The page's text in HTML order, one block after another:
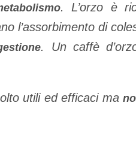
. L’orzo è
l’assorbimento di
.
Un caffè
utili ed efficaci ma